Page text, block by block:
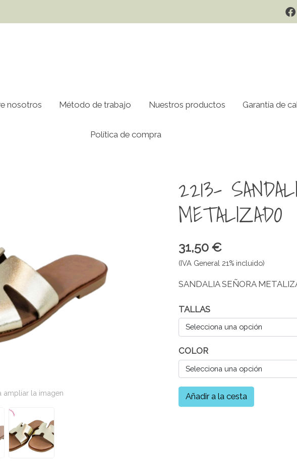
nosotros Método de trabajo Nuestros productos Garantía de
Política de compra
ampliar la imagen
2213-
METALIZADO
31,50 €
(IVA General 21% incluido)
SANDALIA SEÑORA
TALLAS
Selecciona una opción
COLOR
Selecciona una opción
Añadir a la cesta